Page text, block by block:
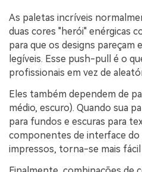
As paletas incríveis
duas cores "herói" enérgicas
para que os designs pareçam
legíveis. Esse push-pull é o
profissionais em vez de
Eles também dependem de
médio, escuro). Quando sua
para fundos e escuras para
componentes de interface
impressos, torna-se mais